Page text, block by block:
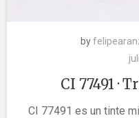
by
CI 77491 ·
CI 77491 es un tinte